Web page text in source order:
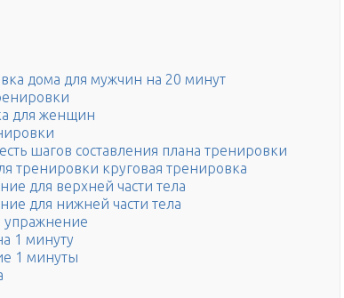
дома для мужчин на 20 минут
для женщин
шагов составления плана тренировки
тренировки круговая тренировка
для верхней части тела
для нижней части тела
упражнение
1 минуту
1 минуты